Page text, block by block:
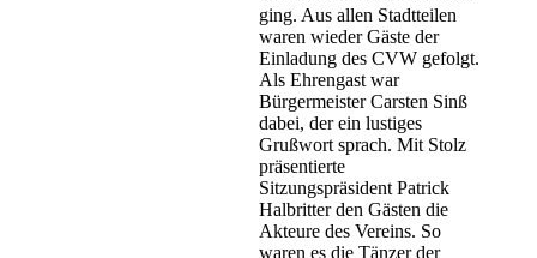
ging. Aus allen Stadtteilen
waren wieder Gäste der
Einladung des CVW gefolgt.
Als Ehrengast war
Bürgermeister Carsten Sinß
dabei, der ein lustiges
Grußwort sprach. Mit Stolz
präsentierte
Sitzungspräsident Patrick
Halbritter den Gästen die
Akteure des Vereins. So
waren es die Tänzer der